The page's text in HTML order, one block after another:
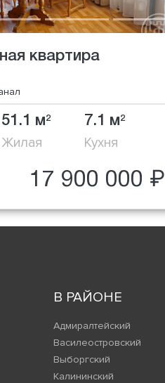
квартира
51.1 м2
Жилая
7.1 м2
Кухня
17 900 000 ₽
В РАЙОНЕ
Адмиралтейский
Василеостровский
Выборгский
Калининский